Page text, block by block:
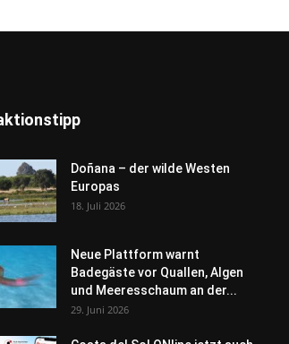
Doñana – der wilde Westen
Europas
18. Juli 2026
Neue Plattform warnt
Badegäste vor Quallen, Algen
und Meeresschaum an der...
29. Juni 2026